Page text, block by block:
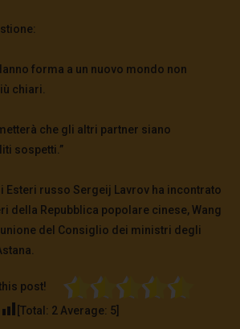
forma a un nuovo mondo non
chiari.
che gli altri partner siano
sospetti.”
Esteri russo Sergeij Lavrov ha incontrato
della Repubblica popolare cinese, Wang
del Consiglio dei ministri degli
post!
[Total: 2 Average: 5